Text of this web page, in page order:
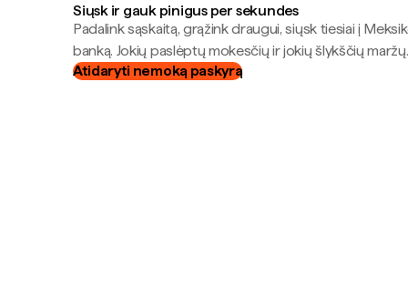
Siųsk ir gauk pinigus per sekundes
Padalink sąskaitą, grąžink draugui, siųsk tiesiai į
banką. Jokių paslėptų mokesčių ir jokių šlykščių maržų.
Atidaryti nemoką paskyrą